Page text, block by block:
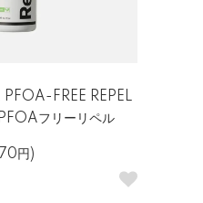
FREE REPEL
フリーリペル
円)